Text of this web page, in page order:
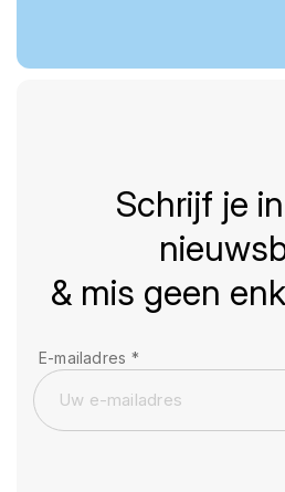
Schrijf je
& mis geen
E-mailadres *